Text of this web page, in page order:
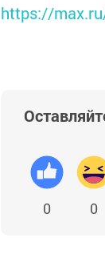
https://
0 0